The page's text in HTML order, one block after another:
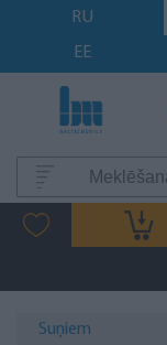
RU
EE
Suņiem